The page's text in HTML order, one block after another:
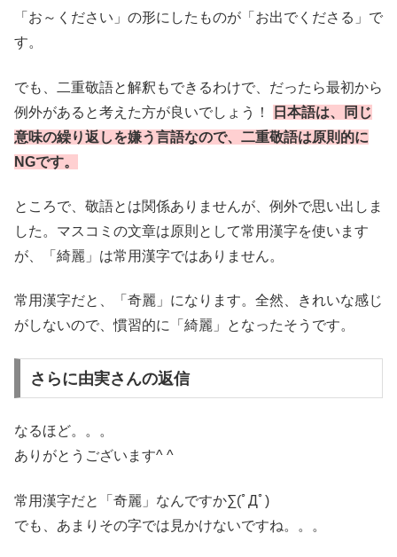
「お～ください」の形にしたものが「お出でくださる」で
す。
でも、二重敬語と解釈もできるわけで、だったら最初から
例外があると考えた方が良いでしょう！
日本語は、同じ
意味の繰り返しを嫌う言語なので、二重敬語は原則的に
NGです。
ところで、敬語とは関係ありませんが、例外で思い出しま
した。マスコミの文章は原則として常用漢字を使います
が、「綺麗」は常用漢字ではありません。
常用漢字だと、「奇麗」になります。全然、きれいな感じ
がしないので、慣習的に「綺麗」となったそうです。
さらに由実さんの返信
なるほど。。。
ありがとうございます^ ^
常用漢字だと「奇麗」なんですか∑(ﾟДﾟ)
でも、あまりその字では見かけないですね。。。